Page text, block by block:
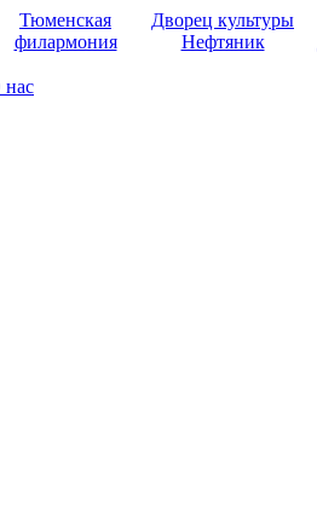
Тюменская
филармония
Дворец культуры
Нефтяник